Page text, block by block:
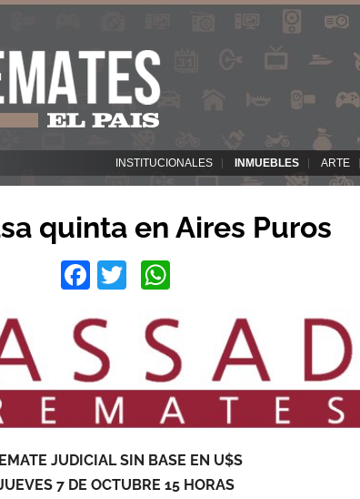
INSTITUCIONALES INMUEBLES ARTE
quinta en Aires Puros
Facebook
Twitter
JUDICIAL SIN BASE EN U$S
7 DE OCTUBRE 15 HORAS